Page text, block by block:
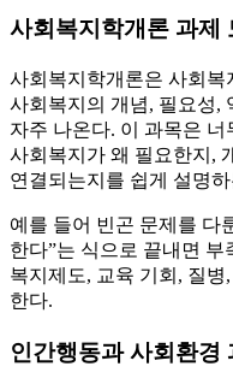
사회복지학개론 과제
사회복지학개론은 사회복
사회복지의 개념, 필요성,
자주 나온다. 이 과목은
사회복지가 왜 필요한지,
연결되는지를 쉽게 설명
예를 들어 빈곤 문제를 다
한다”는 식으로 끝내면
복지제도, 교육 기회, 질
한다.
인간행동과 사회환경